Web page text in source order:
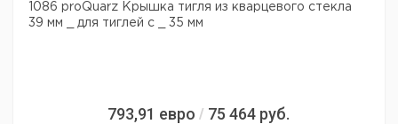
1086 proQuarz Крышка тигля из кварцевого стекла
39 мм _ для тиглей с _ 35 мм
793,91 евро / 75 464 руб.